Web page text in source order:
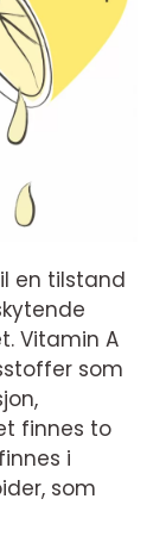
en tilstand
Vitamin A
som
finnes to
i
som